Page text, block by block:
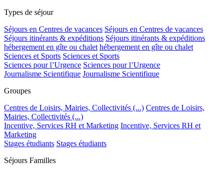
Types de séjour
Séjours en Centres de vacances Séjours en Centres de vacances
Séjours itinérants & expéditions Séjours itinérants & expéditions
hébergement en gîte ou chalet hébergement en gîte ou chalet
Sciences et Sports Sciences et Sports
Sciences pour l’Urgence Sciences pour l’Urgence
Journalisme Scientifique Journalisme Scientifique
Groupes
Centres de Loisirs, Mairies, Collectivités (...) Centres de Loisirs,
Mairies, Collectivités (...)
Incentive, Services RH et Marketing Incentive, Services RH et
Marketing
Stages étudiants Stages étudiants
Séjours Familles